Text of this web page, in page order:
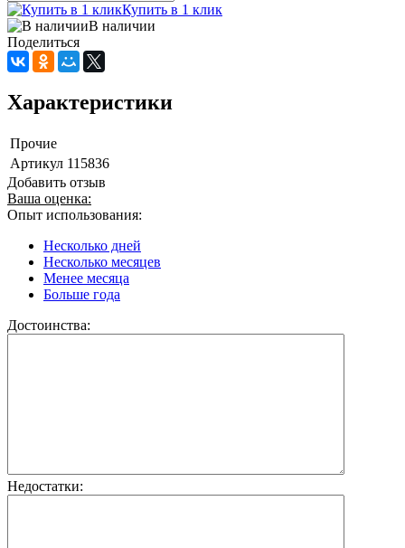
Купить в 1 клик
В наличии
Поделиться
Характеристики
Прочие
Артикул 115836
Добавить отзыв
Ваша оценка:
Опыт использования:
Несколько дней
Несколько месяцев
Менее месяца
Больше года
Достоинства:
Недостатки: